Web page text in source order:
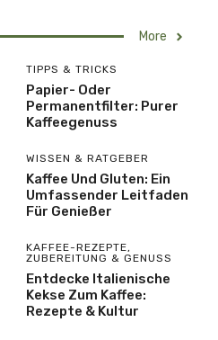
More
TIPPS & TRICKS
Papier- Oder
Permanentfilter: Purer
Kaffeegenuss
WISSEN & RATGEBER
Kaffee Und Gluten: Ein
Umfassender Leitfaden
Für Genießer
KAFFEE-REZEPTE,
ZUBEREITUNG & GENUSS
Entdecke Italienische
Kekse Zum Kaffee:
Rezepte & Kultur